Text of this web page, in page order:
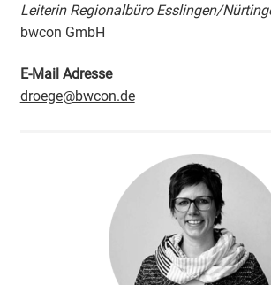
Leiterin Regionalbüro Esslingen/
bwcon GmbH
E-Mail Adresse
droege@bwcon.de